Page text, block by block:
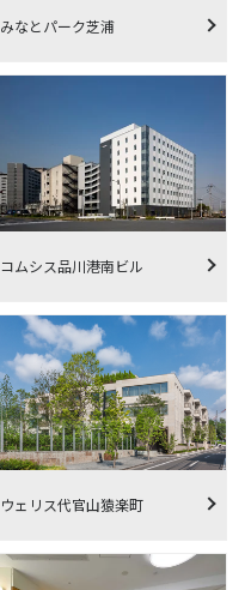
みなとパーク芝浦
コムシス品川港南ビル
ウェリス代官山猿楽町